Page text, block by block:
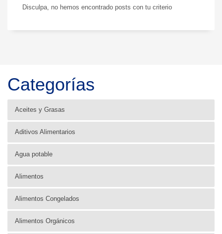
Disculpa, no hemos encontrado posts con tu criterio
Categorías
Aceites y Grasas
Aditivos Alimentarios
Agua potable
Alimentos
Alimentos Congelados
Alimentos Orgánicos